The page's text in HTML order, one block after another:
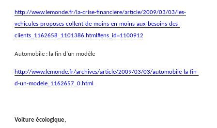
http://www.lemonde.fr/la-crise-financiere/article/2009/03/03/les-
vehicules-proposes-collent-de-moins-en-moins-aux-besoins-des-
clients_1162658_1101386.html#ens_id=1100912
Automobile : la fin d’un modèle
http://www.lemonde.fr/archives/article/2009/03/03/automobile-la-fin-
d-un-modele_1162657_0.html
Voiture écologique,